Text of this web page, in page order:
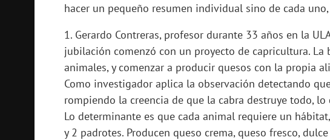
hacer un pequeño resumen individual sino de cada
1. Gerardo Contreras, profesor durante 33 años en la
jubilación comenzó con un proyecto de capricultura.
animales, y comenzar a producir quesos con la propia
Como investigador aplica la observación detectando
rompiendo la creencia de que la cabra destruye todo,
Lo determinante es que cada animal requiere un
y 2 padrotes. Producen queso crema, queso fresco,